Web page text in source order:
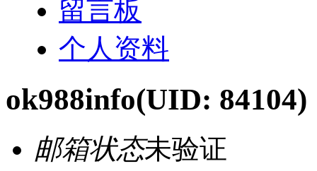
留言板
个人资料
ok988info(UID: 84104)
邮箱状态未验证